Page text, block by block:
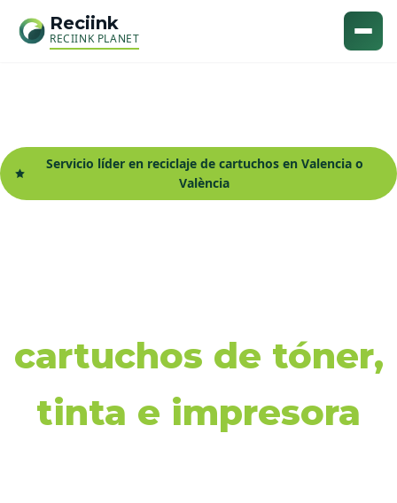
Reciink
RECIINK PLANET
Servicio líder en reciclaje de cartuchos en Valencia o
València
cartuchos de tóner,
tinta e impresora